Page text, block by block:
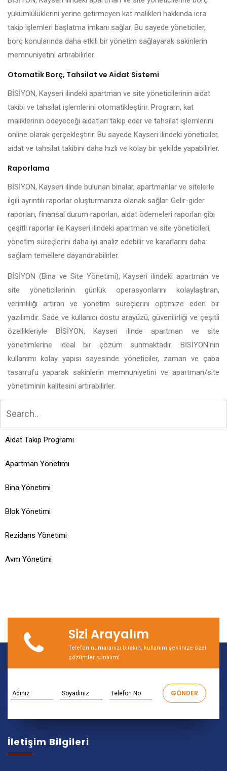
yükümlülüklerini yerine getirmeyen kat malikleri hakkında icra
takip işlemleri başlatma imkanı sağlar. Bu sayede yöneticiler,
borç konularında daha etkili bir yönetim sağlayarak sakinlerin
memnuniyetini artırabilirler.
Otomatik Borç, Tahsilat ve Aidat Sistemi
BİSİYON, Kayseri ilindeki apartman ve site yöneticilerinin aidat
takibi ve tahsilat işlemlerini otomatikleştirir. Program, kat
maliklerinin ödeyeceği aidatları takip eder ve tahsilat işlemlerini
online olarak gerçekleştirir. Bu sayede Kayseri ilindeki yöneticiler,
aidat ve tahsilat takibini daha hızlı ve kolay bir şekilde yapabilirler.
Raporlama
BİSİYON, Kayseri ilinde bulunan binalar, apartmanlar ve sitelerle
ilgili ayrıntılı raporlar oluşturmanıza olanak sağlar. Gelir-gider
raporları, finansal durum raporları, aidat ödemeleri raporları gibi
çeşitli raporlar ile Kayseri ilindeki apartman ve site yöneticileri,
yönetim süreçlerini daha iyi analiz edebilir ve kararlarını daha
sağlam temellere dayandırabilirler.
BİSİYON (Bina ve Site Yönetimi), Kayseri ilindeki apartman ve
site yöneticilerinin günlük operasyonlarını kolaylaştıran,
verimliliği artıran ve yönetim süreçlerini optimize eden bir
yazılımdır. Sade ve kullanıcı dostu arayüzü, güvenilirliği ve çeşitli
özellikleriyle BİSİYON, Kayseri ilinde apartman ve site
yönetimlerine ideal bir çözüm sunmaktadır. BİSİYON'nin
kullanımı kolay yapısı sayesinde yöneticiler, zaman ve çaba
tasarrufu yaparak sakinlerin memnuniyetini ve apartman/site
yönetiminin kalitesini artırabilirler.
Aidat Takip Programı
Apartman Yönetimi
Bina Yönetimi
Blok Yönetimi
Rezidans Yönetimi
Avm Yönetimi
Sizi Arayalım
Telefon numaranızı bırakın, kullanım şeklinize özel
çözümler sunalım!
İletişim Bilgileri